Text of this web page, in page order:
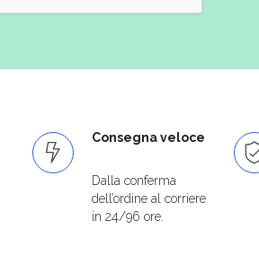
Consegna veloce
Dalla conferma
dell’ordine al corriere
in 24/96 ore.